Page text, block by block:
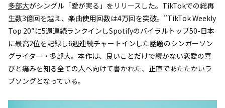
多部大がシングル「愛が実る」をリリースした。TikTokでの総再
生数3億回を越え、楽曲使用回数は4万回を突破。”TikTok Weekly
Top 20″に5週連続ランクインしSpotifyのバイラルトップ50-日本
に最高2位を記録し6週連続チャートインした話題のシンガーソン
グライター・多部大。本作は、良いことだけで続かない恋愛の喜
びと痛みを知る全ての人へ向けて書かれた、正直であたたかいラ
ブソングとなっている。